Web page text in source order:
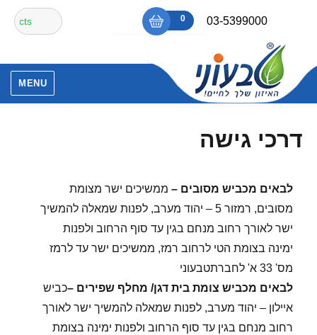
content
03-5399000
₪0
0
אין מוצרים בסל הקניות.
חיפוש
עבור:
MENU
דרכי גישה
לבאים מכביש מסובים – ממשיכים ישר מצומת
מסובים, רמזור 5 – יהוד מערב, לפנות שמאלה להמשיך
ישר לאורך רחוב מנחם בגין עד סוף הרחוב ולפנות
ימינה בצומת הטי לרחוב רמז, ממשיכים ישר עד לרמז
מס' 33 א' לחברתטבעוני
לבאים מכביש צומת בית דגן/ מחלף שפירים –כביש
איילון – יהוד מערב, לפנות שמאלה להמשיך ישר לאורך
רחוב מנחם בגין עד סוף הרחוב ולפנות ימינה בצומת